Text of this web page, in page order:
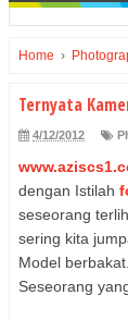
Home ›
Ternyata
4/12/2012
dengan Istilah
seseorang
sering kita
Model
Seseorang